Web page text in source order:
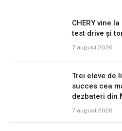
CHERY vine
test drive și
7 august 2026
Trei eleve de
succes cea
dezbateri din
7 august 2026